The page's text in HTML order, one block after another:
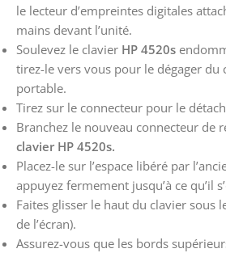
le lecteur d’empreintes digitales
mains devant l’unité.
Soulevez le clavier HP 4520s
tirez-le vers vous pour le dégager du
portable.
Tirez sur le connecteur pour le
Branchez le nouveau connecteur de
clavier HP 4520s.
Placez-le sur l’espace libéré par
appuyez fermement jusqu’à ce qu’il
Faites glisser le haut du clavier sous
de l’écran).
Assurez-vous que les bords